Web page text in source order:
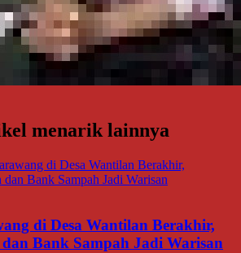
menarik lainnya
di Desa Wantilan Berakhir,
Bank Sampah Jadi Warisan